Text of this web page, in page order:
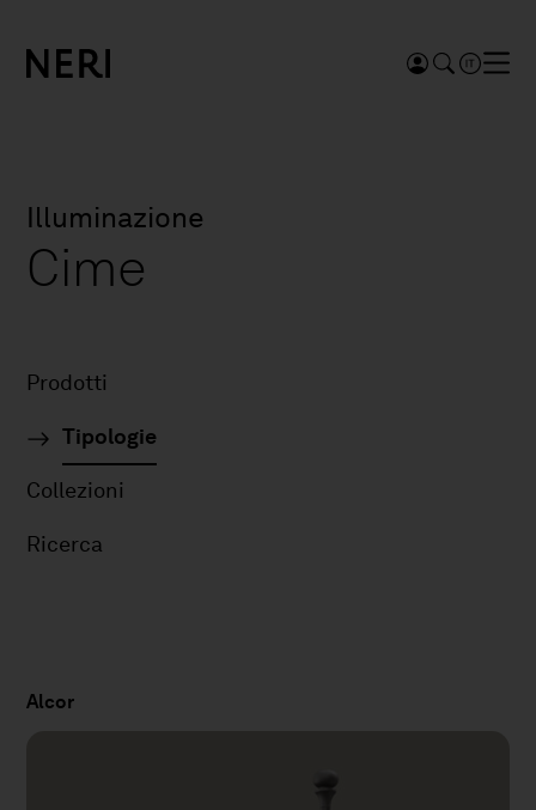
Illuminazione
Cime
Prodotti
Tipologie
Collezioni
Ricerca
Alcor